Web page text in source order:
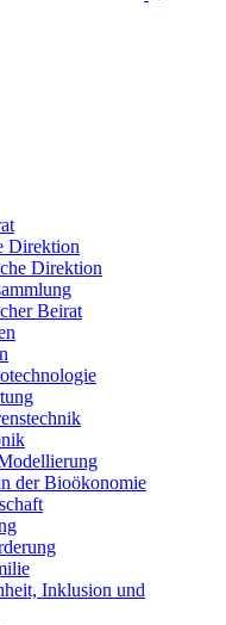
Direktion
Direktion
Beirat
der Bioökonomie
Inklusion und